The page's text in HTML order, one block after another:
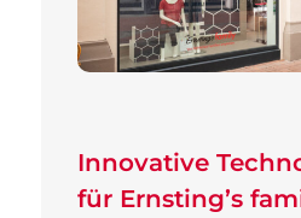
Innovative
für Ernsting’s